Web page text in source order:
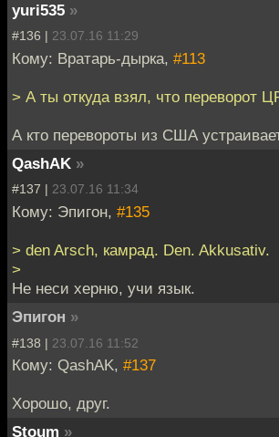
yuri535 »
#136 | 23.07.16 11:29
Кому: Вратарь-дырка, #113
> А ты откуда взял, что переворот
А кто перевороты из США
QashAK »
#137 | 23.07.16 11:34
Кому: Эпигон, #135
> den Arsch, камрад. Den. Akkusativ.
>
Не неси херню, учи язык.
Эпигон »
#138 | 23.07.16 11:52
Кому: QashAK, #137
Хорошо, друг.
Stoum »